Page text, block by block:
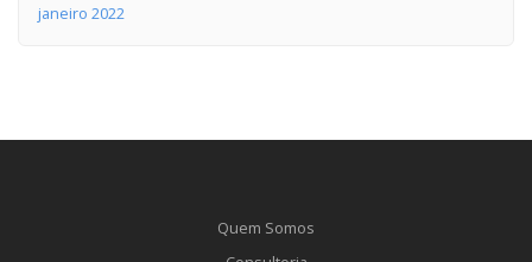
janeiro 2022
Quem Somos